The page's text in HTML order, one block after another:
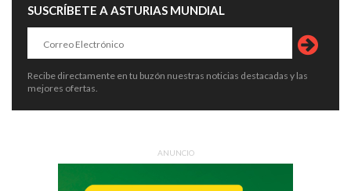
SUSCRÍBETE A ASTURIAS MUNDIAL
Recibe directamente en tu buzón nuestras noticias destacadas y las
mejores ofertas.
ANUNCIO